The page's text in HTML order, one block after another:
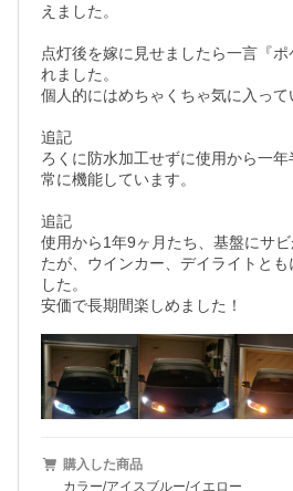
えました。
点灯後を嫁に見せましたら一言『
れました。
個人的にはめちゃくちゃ気に入って
追記
ろくに防水加工せずに使用から一
常に機能しています。
追記
使用から1年9ヶ月たち、基盤にサ
たが、ウインカー、デイライトと
した。
安価で長期間楽しめました！
購入した商品
カラー/アイスブルー/イエロー